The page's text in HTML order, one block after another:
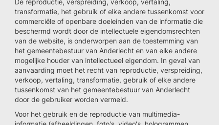
De reproductie, verspreiding, verkoop, vertaling,
transformatie, het gebruik of elke andere tussenkomst voor
commerciële of openbare doeleinden van de informatie die
beschermd wordt door de intellectuele eigendomsrechten
van de website, is onderworpen aan de toestemming van
het gemeentebestuur van Anderlecht en van elke andere
mogelijke houder van intellectueel eigendom. In geval van
aanvaarding moet het recht van reproductie, verspreiding,
verkoop, vertaling, transformatie, gebruik of elke andere
tussenkomst van het gemeentebestuur van Anderlecht
door de gebruiker worden vermeld.
Voor het gebruik en de reproductie van multimedia-